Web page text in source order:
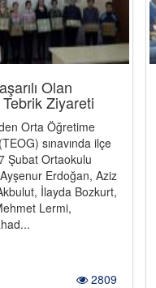
Olan
Ziyareti
Orta Öğretime
sınavında ilçe
Şubat Ortaokulu
Erdoğan, Aziz
İlayda Bozkurt,
Lermi,
2809